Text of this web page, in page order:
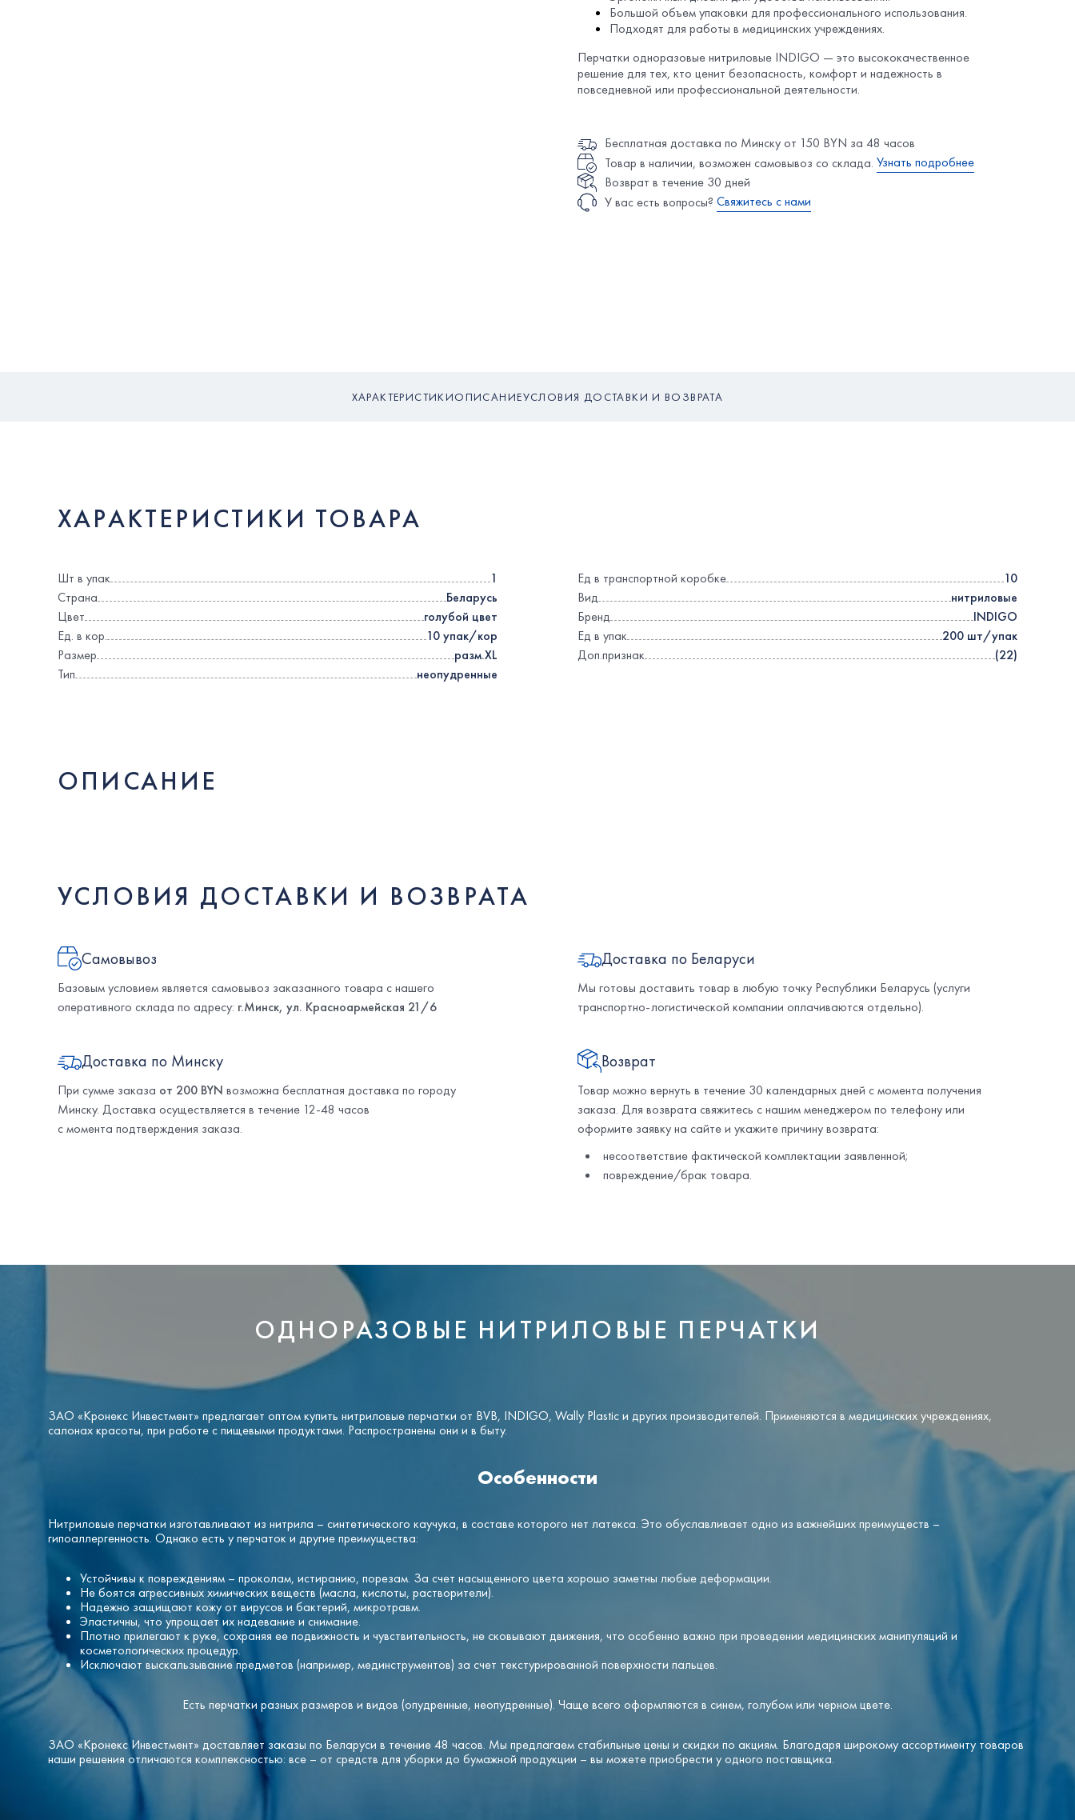
Большой объем упаковки для профессионального использования.
Подходят для работы в медицинских учреждениях.
Перчатки одноразовые нитриловые INDIGO — это высококачественное
решение для тех, кто ценит безопасность, комфорт и надежность в
повседневной или профессиональной деятельности.
Бесплатная доставка по Минску от 150 BYN за 48 часов
Товар в наличии, возможен самовывоз со склада. Узнать подробнее
Возврат в течение 30 дней
У вас есть вопросы? Свяжитесь с нами
ХАРАКТЕРИСТИКИОПИСАНИЕУСЛОВИЯ ДОСТАВКИ И ВОЗВРАТА
ХАРАКТЕРИСТИКИ ТОВАРА
Шт в упак
1
Страна
Беларусь
Цвет
голубой цвет
Ед. в кор.
10 упак/кор
Размер
разм.XL
Тип
неопудренные
Ед в транспортной коробке
10
Вид
нитриловые
Бренд
INDIGO
Ед в упак
200 шт/упак
Доп.признак
(22)
ОПИСАНИЕ
УСЛОВИЯ ДОСТАВКИ И ВОЗВРАТА
Самовывоз
Базовым условием является самовывоз заказанного товара с нашего
оперативного склада по адресу: г.Минск, ул. Красноармейская 21/6
Доставка по Беларуси
Мы готовы доставить товар в любую точку Республики Беларусь (услуги
транспортно-логистической компании оплачиваются отдельно).
Доставка по Минску
При сумме заказа от 200 BYN возможна бесплатная доставка по городу
Минску. Доставка осуществляется в течение 12-48 часов
с момента подтверждения заказа.
Возврат
Товар можно вернуть в течение 30 календарных дней с момента получения
заказа. Для возврата свяжитесь с нашим менеджером по телефону или
оформите заявку на сайте и укажите причину возврата:
несоответствие фактической комплектации заявленной;
повреждение/брак товара.
ОДНОРАЗОВЫЕ НИТРИЛОВЫЕ ПЕРЧАТКИ
ЗАО «Кронекс Инвестмент» предлагает оптом купить нитриловые перчатки от BVB, INDIGO, Wally Plastic и других производителей. Применяются в медицинских учреждениях,
салонах красоты, при работе с пищевыми продуктами. Распространены они и в быту.
Особенности
Нитриловые перчатки изготавливают из нитрила – синтетического каучука, в составе которого нет латекса. Это обуславливает одно из важнейших преимуществ –
гипоаллергенность. Однако есть у перчаток и другие преимущества:
Устойчивы к повреждениям – проколам, истиранию, порезам. За счет насыщенного цвета хорошо заметны любые деформации.
Не боятся агрессивных химических веществ (масла, кислоты, растворители).
Надежно защищают кожу от вирусов и бактерий, микротравм.
Эластичны, что упрощает их надевание и снимание.
Плотно прилегают к руке, сохраняя ее подвижность и чувствительность, не сковывают движения, что особенно важно при проведении медицинских манипуляций и
косметологических процедур.
Исключают выскальзывание предметов (например, мединструментов) за счет текстурированной поверхности пальцев.
Есть перчатки разных размеров и видов (опудренные, неопудренные). Чаще всего оформляются в синем, голубом или черном цвете.
ЗАО «Кронекс Инвестмент» доставляет заказы по Беларуси в течение 48 часов. Мы предлагаем стабильные цены и скидки по акциям. Благодаря широкому ассортименту товаров
наши решения отличаются комплексностью: все – от средств для уборки до бумажной продукции – вы можете приобрести у одного поставщика.